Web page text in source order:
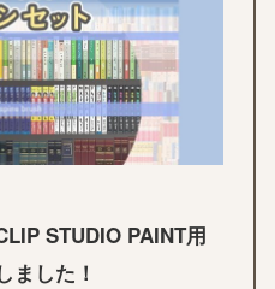
STUDIO PAINT用
ました！